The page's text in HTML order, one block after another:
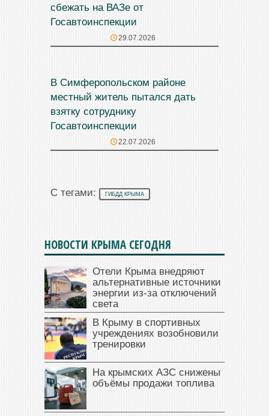
сбежать на ВАЗе от
Госавтоинспекции
29.07.2026
В Симферопольском районе
местный житель пытался дать
взятку сотруднику
Госавтоинспекции
22.07.2026
С тегами: ГИБДД КРЫМА
НОВОСТИ КРЫМА СЕГОДНЯ
Отели Крыма внедряют
альтернативные источники
энергии из-за отключений
света
В Крыму в спортивных
учреждениях возобновили
тренировки
На крымских АЗС снижены
объёмы продажи топлива